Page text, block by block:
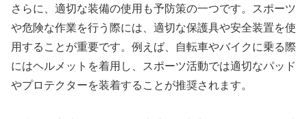
さらに、適切な装備の使用も予防策の一つです。スポーツ
や危険な作業を行う際には、適切な保護具や安全装置を使
用することが重要です。例えば、自転車やバイクに乗る際
にはヘルメットを着用し、スポーツ活動では適切なパッド
やプロテクターを装着することが推奨されます。